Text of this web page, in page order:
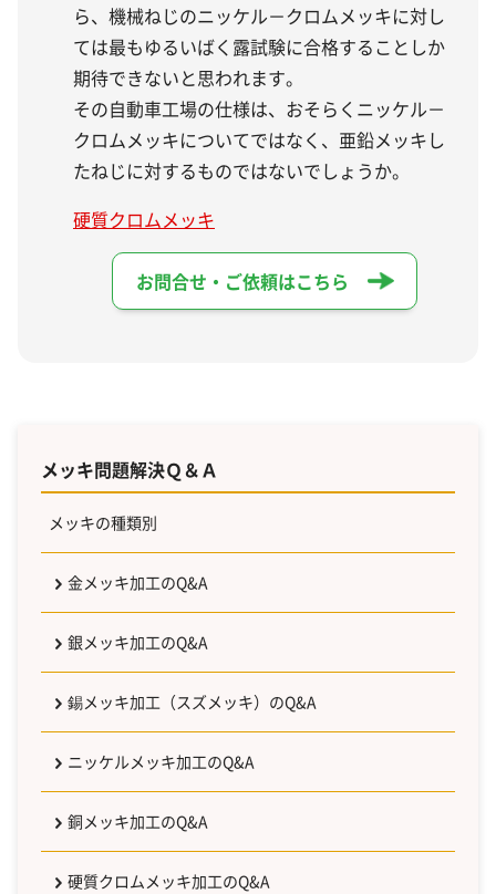
ら、機械ねじのニッケル－クロムメッキに対し
ては最もゆるいばく露試験に合格することしか
期待できないと思われます。
その自動車工場の仕様は、おそらくニッケル－
クロムメッキについてではなく、亜鉛メッキし
たねじに対するものではないでしょうか。
硬質クロムメッキ
お問合せ・ご依頼はこちら
メッキ問題解決Ｑ＆Ａ
メッキの種類別
金メッキ加工のQ&A
銀メッキ加工のQ&A
錫メッキ加工（スズメッキ）のQ&A
ニッケルメッキ加工のQ&A
銅メッキ加工のQ&A
硬質クロムメッキ加工のQ&A